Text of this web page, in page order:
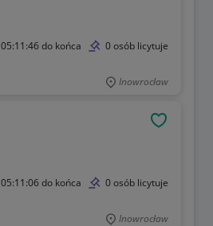
05:11:46do końca 0 osób licytuje
Inowrocław
05:11:06do końca 0 osób licytuje
Inowrocław